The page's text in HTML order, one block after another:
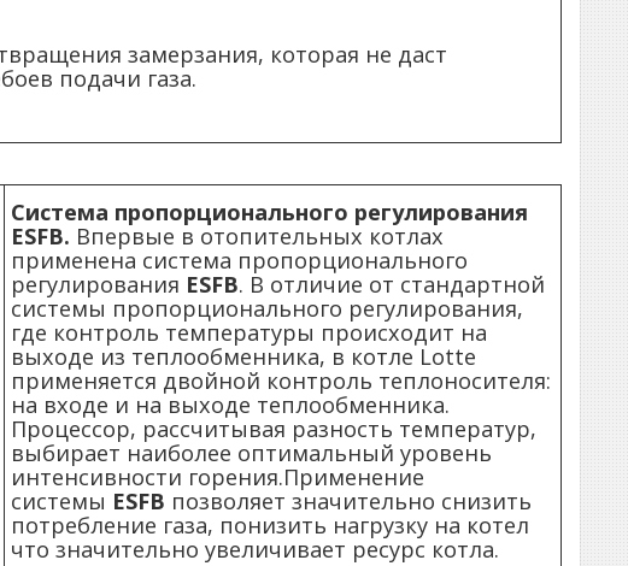
замерзания, которая не даст
подачи газа.
Система пропорционального регулирования
ESFB. Впервые в отопительных котлах
применена система пропорционального
регулирования ESFB. В отличие от стандартной
системы пропорционального регулирования,
где контроль температуры происходит на
выходе из теплообменника, в котле Lotte
применяется двойной контроль теплоносителя:
на входе и на выходе теплообменника.
Процессор, рассчитывая разность температур,
выбирает наиболее оптимальный уровень
интенсивности горения.Применение
системы ESFB позволяет значительно снизить
потребление газа, понизить нагрузку на котел
что значительно увеличивает ресурс котла.